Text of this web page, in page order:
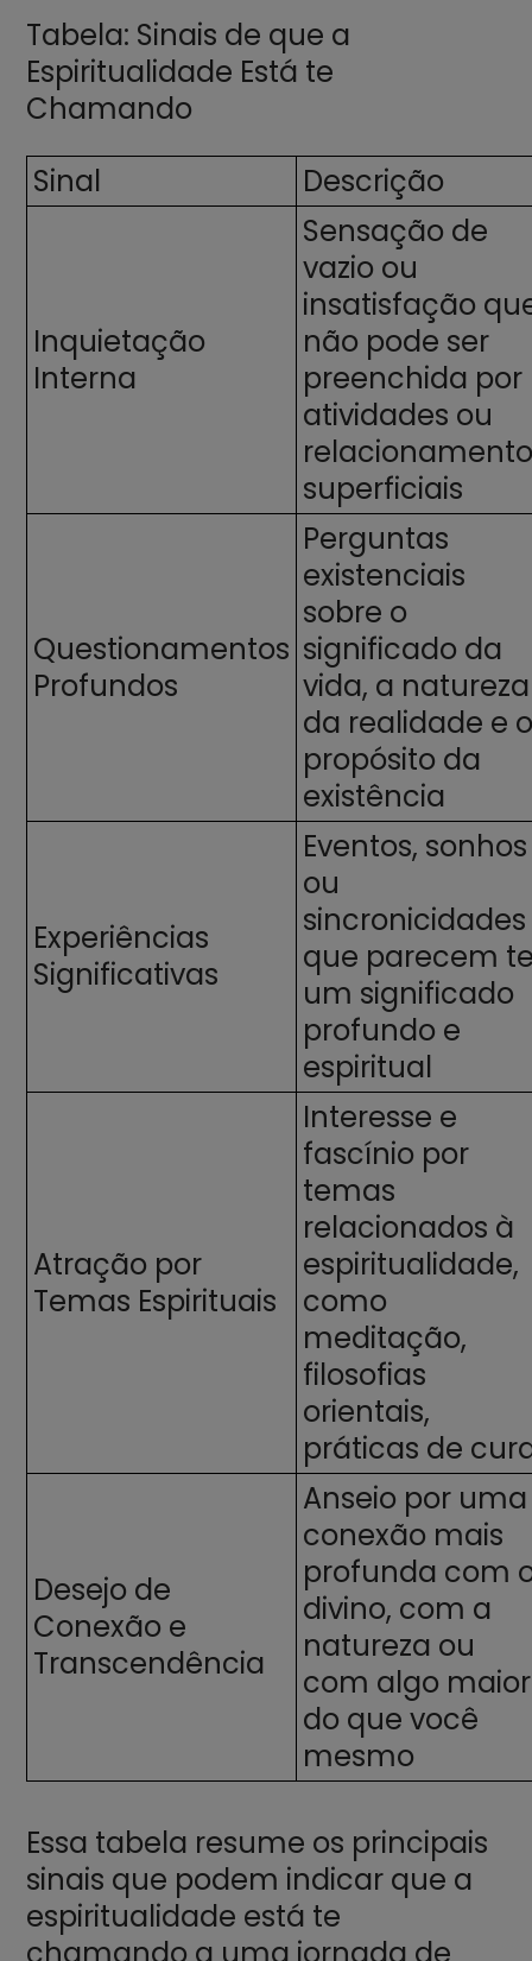
Tabela: Sinais de que a
Espiritualidade Está te
Chamando
Sinal
Descrição
Inquietação
Interna
Sensação de
vazio ou
insatisfação
não pode ser
preenchida por
atividades ou
superficiais
Questionamentos
Profundos
Perguntas
existenciais
sobre o
significado da
vida, a natureza
da realidade e
propósito da
existência
Experiências
Significativas
Eventos, sonhos
ou
sincronicidades
que parecem
um significado
profundo e
espiritual
Atração por
Temas Espirituais
Interesse e
fascínio por
temas
relacionados à
espiritualidade,
como
meditação,
filosofias
orientais,
práticas de
Desejo de
Conexão e
Transcendência
Anseio por uma
conexão mais
profunda com
divino, com a
natureza ou
com algo maior
do que você
mesmo
Essa tabela resume os principais
sinais que podem indicar que a
espiritualidade está te